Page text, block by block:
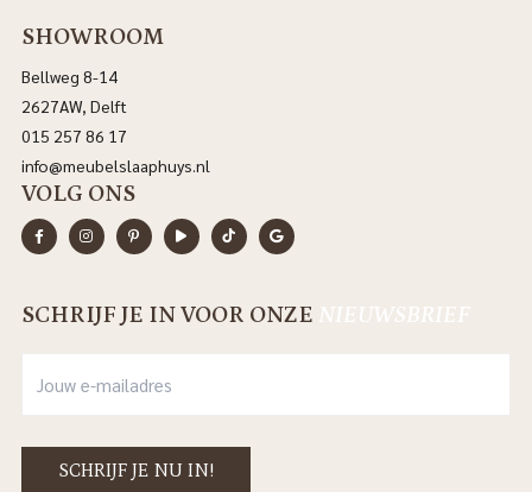
SHOWROOM
Bellweg 8-14
2627AW, Delft
015 257 86 17
info@meubelslaaphuys.nl
VOLG ONS
SCHRIJF JE IN VOOR ONZE NIEUWSBRIEF